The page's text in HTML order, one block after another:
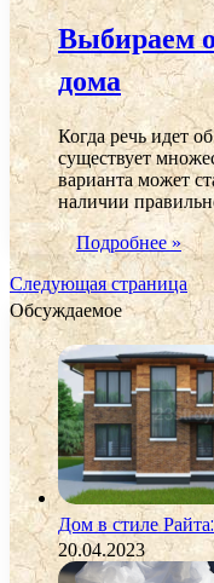
Выбираем
дома
Когда речь идет
существует
варианта может
наличии
Подробнее »
Следующая страница
Обсуждаемое
Дом в стиле
20.04.2023